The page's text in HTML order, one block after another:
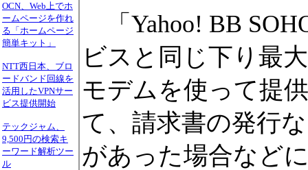
OCN、Web上でホ
ームページを作れ
る「ホームページ
簡単キット」
NTT西日本、ブロ
ードバンド回線を
活用したVPNサー
ビス提供開始
テックジャム、
9,500円の検索キ
ーワード解析ツー
ル
「Yahoo! BB
ビスと同じ下り最
モデムを使って提
て、請求書の発行
があった場合など